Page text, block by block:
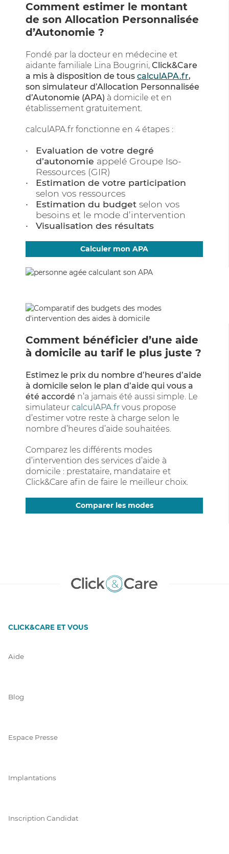
Comment estimer le montant
de son Allocation Personnalisée
d’Autonomie ?
Fondé par la docteur en médecine et
aidante familiale Lina Bougrini, Click&Care
a mis à disposition de tous calculAPA.fr,
son simulateur d’Allocation Personnalisée
d’Autonomie (APA) à domicile et en
établissement gratuitement.
calculAPA.fr fonctionne en 4 étapes :
Evaluation de votre degré
d’autonomie appelé Groupe Iso-
Ressources (GIR)
Estimation de votre participation
selon vos ressources
Estimation du budget selon vos
besoins et le mode d’intervention
Visualisation des résultats
Calculer mon APA
Comment bénéficier d’une aide
à domicile au tarif le plus juste ?
Estimez le prix du nombre d’heures d’aide
à domicile selon le plan d’aide qui vous a
été accordé n’a jamais été aussi simple. Le
simulateur calculAPA.fr vous propose
d’estimer votre reste à charge selon le
nombre d’heures d’aide souhaitées.
Comparez les différents modes
d’intervention des services d’aide à
domicile : prestataire, mandataire et
Click&Care afin de faire le meilleur choix.
Comparer les modes
CLICK&CARE ET VOUS
Aide
Blog
Espace Presse
Implantations
Inscription Candidat